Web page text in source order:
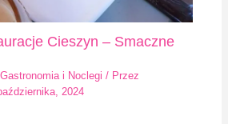
Cieszyn – Smaczne
Gastronomia i Noclegi / Przez
2024